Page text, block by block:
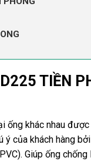
TIỀN
ống khác nhau
ý của khách hàng
Giúp ống